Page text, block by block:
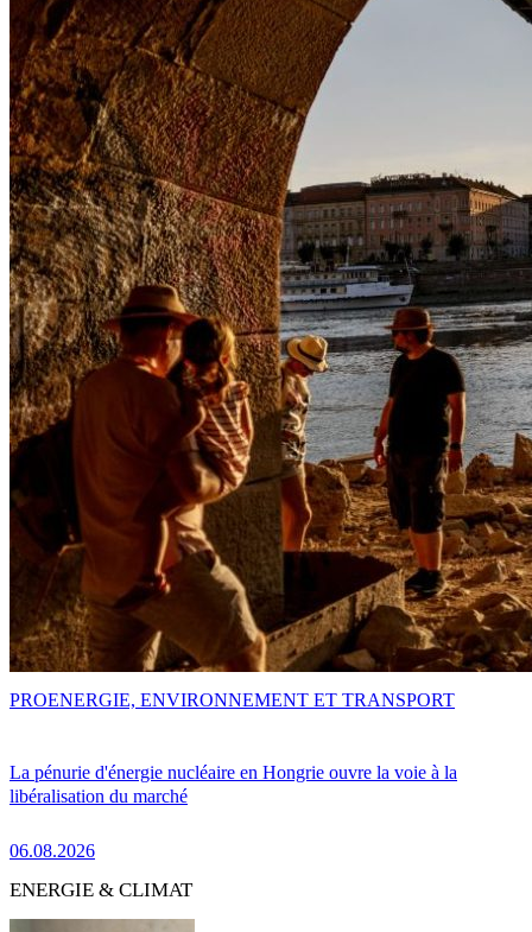
La pénurie d'énergie nucléaire en Hongrie ouvre la voie à la
libéralisation du marché
06.08.2026
PROENERGIE, ENVIRONNEMENT ET TRANSPORT
ENERGIE & CLIMAT